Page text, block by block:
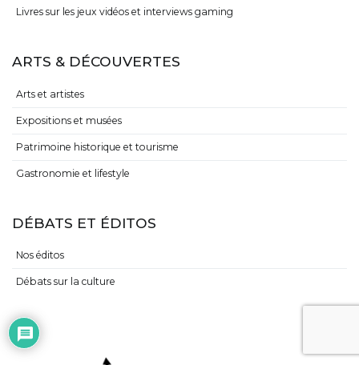
Livres sur les jeux vidéos et interviews gaming
ARTS & DÉCOUVERTES
Arts et artistes
Expositions et musées
Patrimoine historique et tourisme
Gastronomie et lifestyle
DÉBATS ET ÉDITOS
Nos éditos
Débats sur la culture